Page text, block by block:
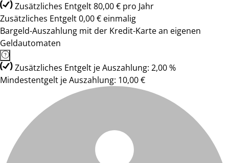
Zusätzliches Entgelt 80,00 € pro Jahr
Zusätzliches Entgelt 0,00 € einmalig
Bargeld-Auszahlung mit der Kredit-Karte an eigenen
Geldautomaten
Zusätzliches Entgelt je Auszahlung: 2,00 %
Mindestentgelt je Auszahlung: 10,00 €